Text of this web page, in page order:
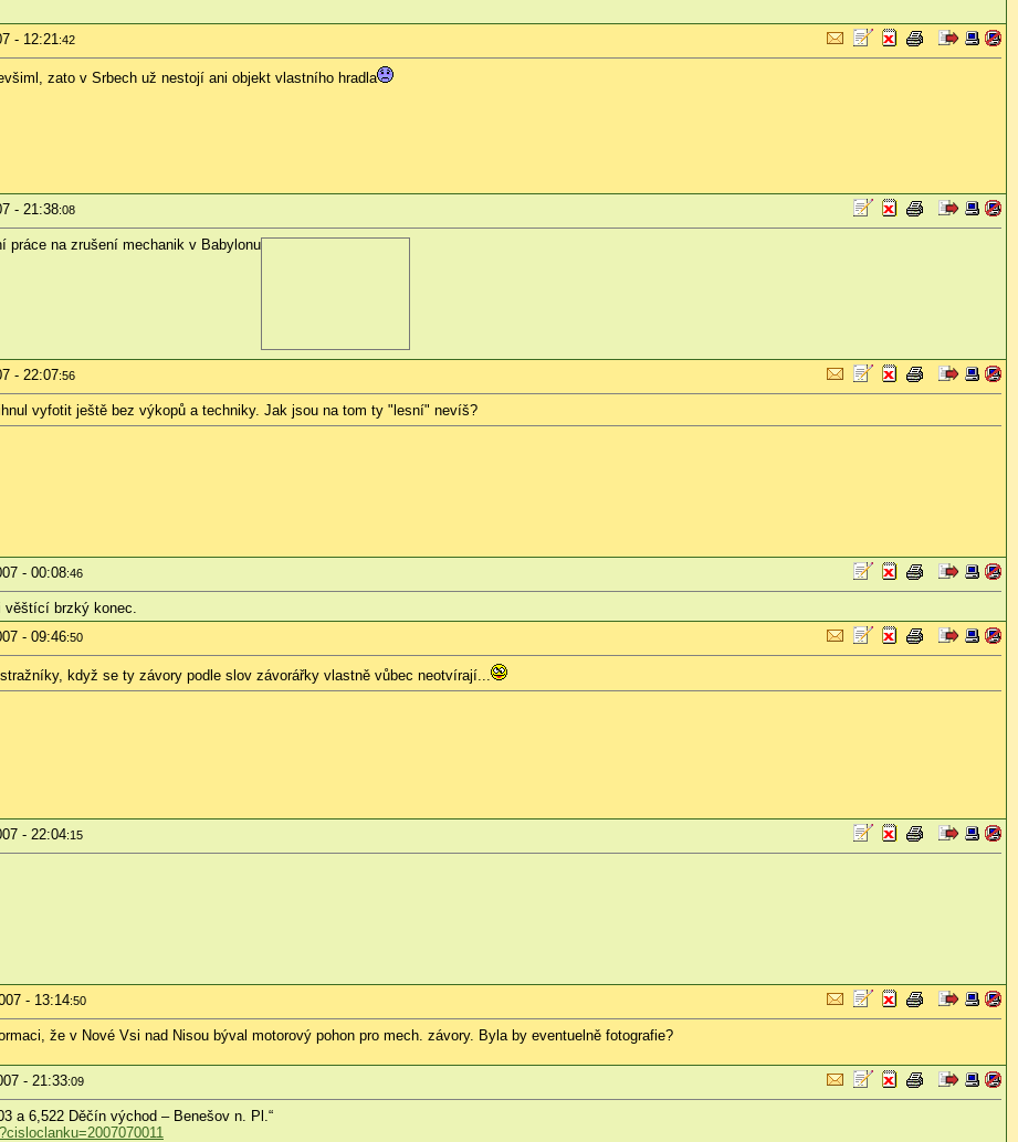
- 12:21 :42
zato v Srbech už nestojí ani objekt vlastního hradla
- 21:38:08
práce na zrušení mechanik v Babylonu
- 22:07:56
vyfotit ještě bez výkopů a techniky. Jak jsou na tom ty "lesní" nevíš?
- 00:08:46
věštící brzký konec.
- 09:46:50
když se ty závory podle slov závorářky vlastně vůbec neotvírají...
- 22:04:15
- 13:14:50
že v Nové Vsi nad Nisou býval motorový pohon pro mech. závory. Byla by eventuelně fotografie?
- 21:33:09
a 6,522 Děčín východ – Benešov n. Pl.“